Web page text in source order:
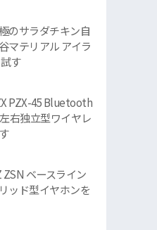
のサラダチキン自
マテリアル アイラ
す
PZX-45 Bluetooth
右独立型ワイヤレ
ZSN ベースライン
ッド型イヤホンを